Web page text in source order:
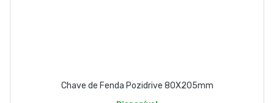
Chave de Fenda Pozidrive 80X205mm